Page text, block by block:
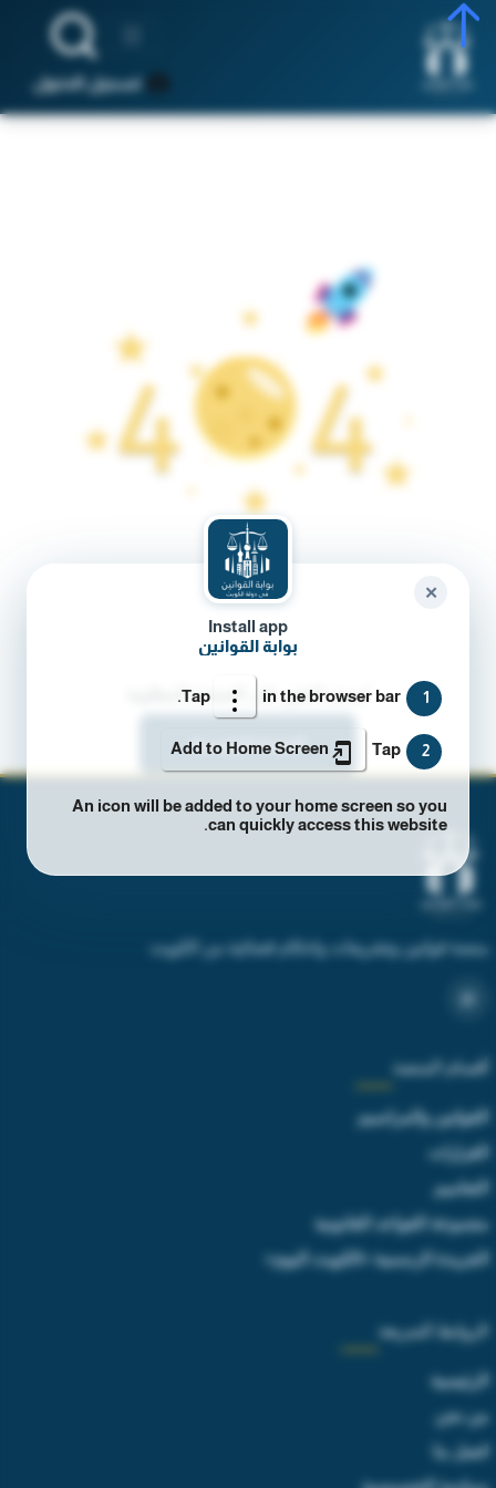
تسجيل الدخول
لم يتم العثور على الصفحة المطلوبة
العودة للرئيسية
منصة قوانين وتشريعات واحكام قضائية من الكويت
أقسام المنصة
القوانين والمراسيم
القرارات
التعاميم
مجموعة القواعد القانونية
الجريدة الرسمية «الكويت اليوم»
الروابط السريعة
الرئيسية
من نحن
اتصل بنا
Install app
بوابة القوانين
1
Tap in the browser bar.
2
Tap
Add to Home Screen
An icon will be added to your home screen so you
can quickly access this website.
✕